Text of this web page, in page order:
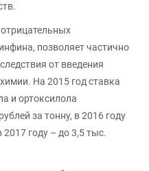
позволяет частично
от введения
На 2015 год ставка
и ортоксилола
за тонну, в 2016 году
году – до 3,5 тыс.